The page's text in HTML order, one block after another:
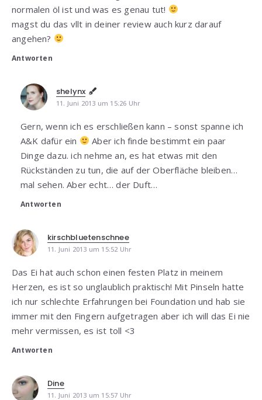
normalen öl ist und was es genau tut!
magst du das vllt in deiner review auch kurz darauf
angehen?
Antworten
shelynx
11. Juni 2013 um 15:26 Uhr
Gern, wenn ich es erschließen kann – sonst spanne ich
A&K dafür ein
Aber ich finde bestimmt ein paar
Dinge dazu. ich nehme an, es hat etwas mit den
Rückständen zu tun, die auf der Oberfläche bleiben…
mal sehen. Aber echt… der Duft…
Antworten
kirschbluetenschnee
11. Juni 2013 um 15:52 Uhr
Das Ei hat auch schon einen festen Platz in meinem
Herzen, es ist so unglaublich praktisch! Mit Pinseln hatte
ich nur schlechte Erfahrungen bei Foundation und hab sie
immer mit den Fingern aufgetragen aber ich will das Ei nie
mehr vermissen, es ist toll <3
Antworten
Dine
11. Juni 2013 um 15:57 Uhr